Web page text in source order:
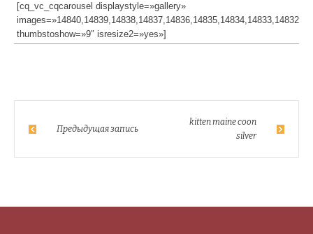
[cq_vc_cqcarousel displaystyle=»gallery»
images=»14840,14839,14838,14837,14836,14835,14834,14833,14832″
thumbstoshow=»9″ isresize2=»yes»]
Предыдущая запись
kitten maine coon
silver